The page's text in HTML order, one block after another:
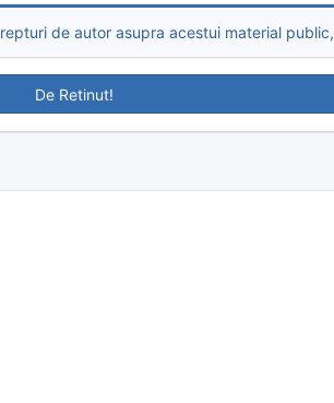
de autor asupra acestui material public,
De Retinut!